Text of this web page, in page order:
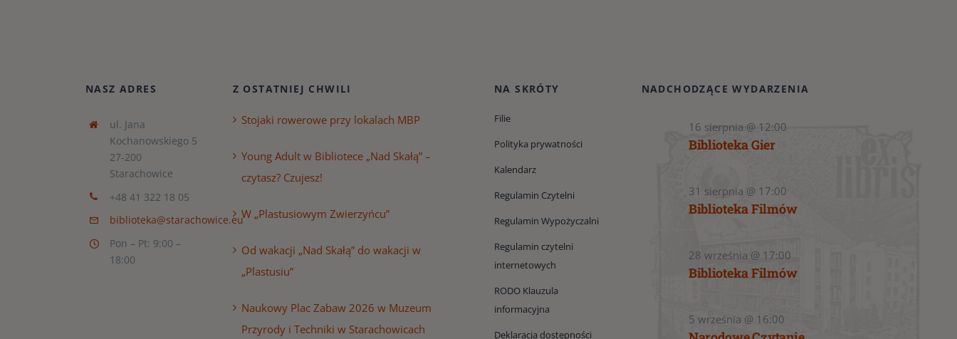
NASZ ADRES
ul. Jana
Kochanowskiego 5
27-200
Starachowice
+48 41 322 18 05
biblioteka@starachowice.eu
Pon – Pt: 9:00 –
18:00
Z OSTATNIEJ CHWILI
Stojaki rowerowe przy lokalach MBP
Young Adult w Bibliotece „Nad Skałą” –
czytasz? Czujesz!
W „Plastusiowym Zwierzyńcu”
Od wakacji „Nad Skałą” do wakacji w
„Plastusiu”
Naukowy Plac Zabaw 2026 w Muzeum
Przyrody i Techniki w Starachowicach
NA SKRÓTY
Filie
Polityka prywatności
Kalendarz
Regulamin Czytelni
Regulamin Wypożyczalni
Regulamin czytelni
internetowych
RODO Klauzula
informacyjna
Deklaracja dostępności
NADCHODZĄCE WYDARZENIA
16 sierpnia @ 12:00
Biblioteka Gier
31 sierpnia @ 17:00
Biblioteka Filmów
28 września @ 17:00
Biblioteka Filmów
5 września @ 16:00